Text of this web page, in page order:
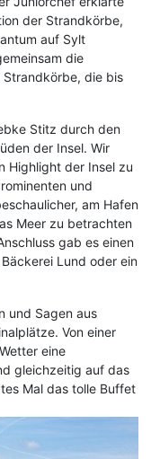
der Strandkörbe,
auf Sylt
die
die bis
Stitz durch den
der Insel. Wir
Highlight der Insel zu
und
am Hafen
Meer zu betrachten
gab es einen
Lund oder ein
und Sagen aus
. Von einer
eine
gleichzeitig auf das
Mal das tolle Buffet